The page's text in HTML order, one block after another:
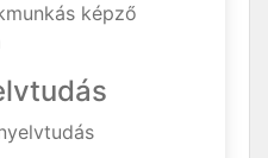
képző